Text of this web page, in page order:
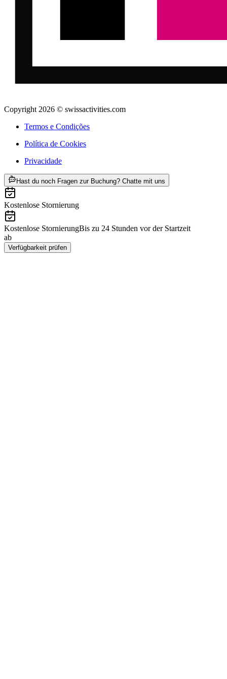
Copyright 2026 © swissactivities.com
Termos e Condições
Política de Cookies
Privacidade
Hast du noch Fragen zur Buchung? Chatte mit uns
Kostenlose Stornierung
Kostenlose StornierungBis zu 24 Stunden vor der Startzeit
ab
Verfügbarkeit prüfen